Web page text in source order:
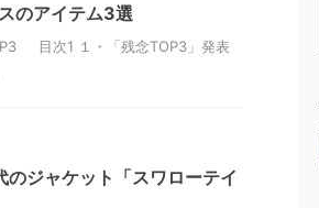
のアイテム3選
目次1 １・「残念TOP3」発表
ジャケット「スワローテイ